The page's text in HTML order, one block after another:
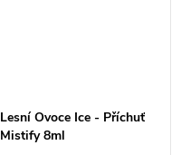
Lesní Ovoce Ice - Příchuť
Mistify 8ml